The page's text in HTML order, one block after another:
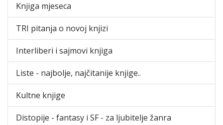
Knjiga mjeseca
TRI pitanja o novoj knjizi
Interliberi i sajmovi knjiga
Liste - najbolje, najčitanije knjige..
Kultne knjige
Distopije - fantasy i SF - za ljubitelje žanra